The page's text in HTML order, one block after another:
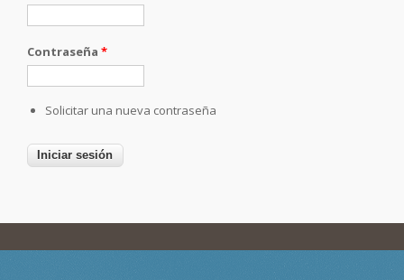
Contraseña *
Solicitar una nueva contraseña